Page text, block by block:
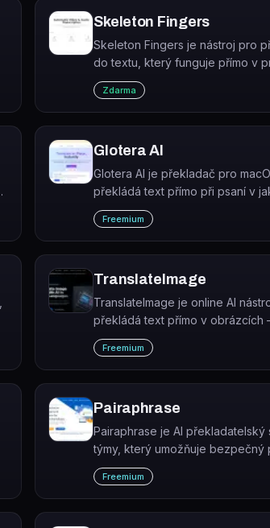
Skeleton Fingers
Skeleton Fingers je nástroj pro
do textu, který funguje přímo v
bez instalace softwaru.
Zdarma
Glotera AI
Glotera AI je překladač pro
překládá text přímo při psaní v
aplikaci bez nutnosti přepínat
kopírovat text.
Freemium
TranslateImage
TranslateImage je online AI
překládá text přímo v obrázcích
screenshotech, manze i
více než 130 jazyků při
rozvržení, fontů a barev.
Freemium
Pairaphrase
Pairaphrase je AI překladatelský
týmy, který umožňuje bezpečný
celých souborů ve více než 160
podporou terminologie a lidské
Freemium